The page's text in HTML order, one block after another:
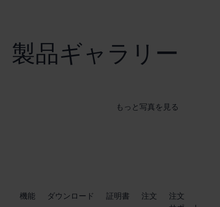
製品ギャラリー
もっと写真を見る
​機能 証明書
ダウンロード 注文
注文